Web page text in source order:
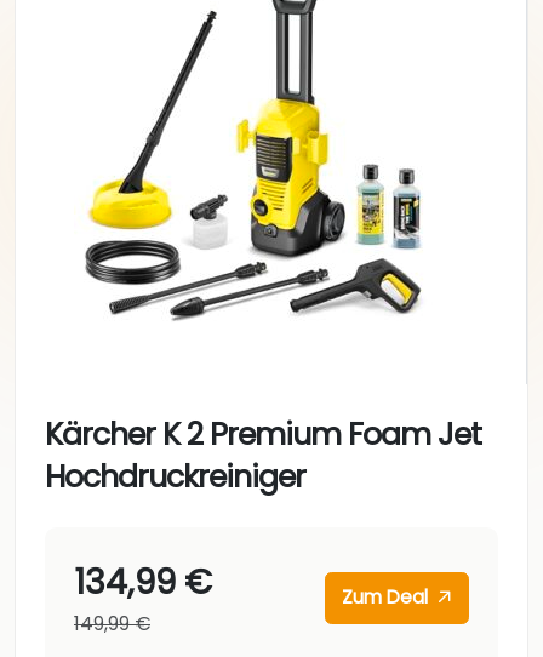
Kärcher K 2 Premium Foam Jet
Hochdruckreiniger
134,99 €
149,99 €
Zum Deal